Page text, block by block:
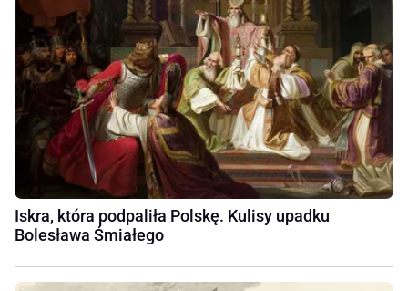
Iskra, która podpaliła Polskę. Kulisy upadku
Bolesława Śmiałego